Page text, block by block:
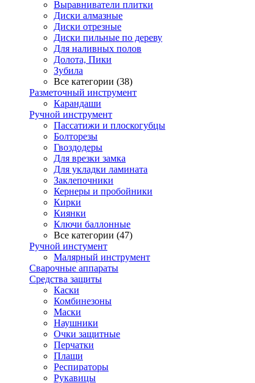
Выравниватели плитки
Диски алмазные
Диски отрезные
Диски пильные по дереву
Для наливных полов
Долота, Пики
Зубила
Все категории (38)
Разметочный инструмент
Карандаши
Ручной инструмент
Пассатижи и плоскогубцы
Болторезы
Гвоздодеры
Для врезки замка
Для укладки ламината
Заклепочники
Кернеры и пробойники
Кирки
Киянки
Ключи баллонные
Все категории (47)
Ручной инстумент
Малярный инструмент
Сварочные аппараты
Средства защиты
Каски
Комбинезоны
Маски
Наушники
Очки защитные
Перчатки
Плащи
Респираторы
Рукавицы